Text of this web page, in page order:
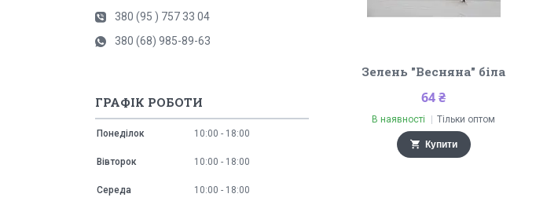
Зелень "Весняна" біла
64 ₴
В наявності Тільки оптом
Купити
380 (95 ) 757 33 04
380 (68) 985-89-63
ГРАФІК РОБОТИ
Понеділок 10:00 18:00
Вівторок 10:00 18:00
Середа 10:00 18:00